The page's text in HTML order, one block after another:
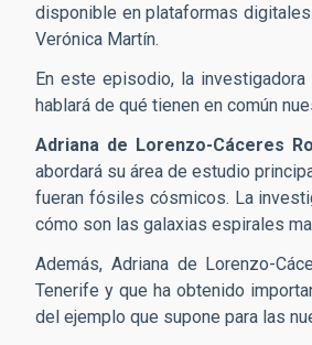
disponible en plataformas digitales
Verónica Martín.
En este episodio, la
hablará de qué tienen en común
Adriana de Lorenzo-Cáceres
abordará su área de estudio
fueran fósiles cósmicos. La
cómo son las galaxias espirales
Además, Adriana de Lorenzo-
Tenerife y que ha obtenido
del ejemplo que supone para las